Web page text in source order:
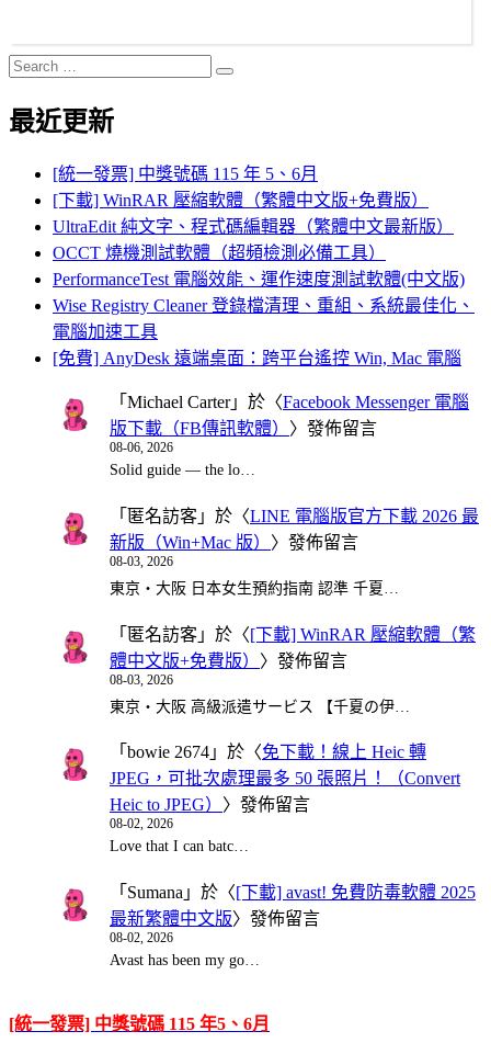
Search
for:
Search
最近更新
[統一發票] 中獎號碼 115 年 5、6月
[下載] WinRAR 壓縮軟體（繁體中文版+免費版）
UltraEdit 純文字、程式碼編輯器（繁體中文最新版）
OCCT 燒機測試軟體（超頻檢測必備工具）
PerformanceTest 電腦效能、運作速度測試軟體(中文版)
Wise Registry Cleaner 登錄檔清理、重組、系統最佳化、
電腦加速工具
[免費] AnyDesk 遠端桌面：跨平台遙控 Win, Mac 電腦
「 Michael Carter」於〈Facebook Messenger 電腦
版下載（FB傳訊軟體） 〉發佈留言
08-06, 2026
Solid guide — the lo…
「 匿名訪客 」於〈LINE 電腦版官方下載 2026 最
新版（Win+Mac 版） 〉發佈留言
08-03, 2026
東京・大阪 日本女生預約指南 認準 千夏…
「 匿名訪客 」於〈[下載] WinRAR 壓縮軟體（繁
體中文版+免費版） 〉發佈留言
08-03, 2026
東京・大阪 高級派遣サービス 【千夏の伊…
「 bowie 2674 」於〈免下載！線上 Heic 轉
JPEG，可批次處理最多 50 張照片！（Convert
Heic to JPEG） 〉發佈留言
08-02, 2026
Love that I can batc…
「 Sumana 」於〈[下載] avast! 免費防毒軟體 2025
最新繁體中文版〉發佈留言
08-02, 2026
Avast has been my go…
[統一發票] 中獎號碼 115 年5、6月